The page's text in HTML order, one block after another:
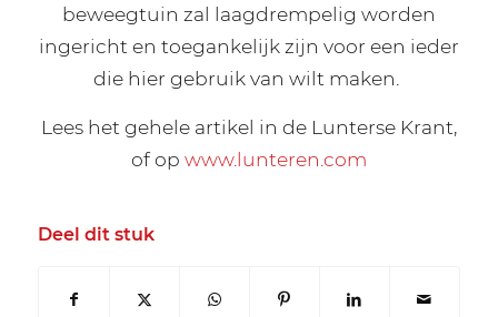
beweegtuin zal laagdrempelig worden
ingericht en toegankelijk zijn voor een ieder
die hier gebruik van wilt maken.
Lees het gehele artikel in de Lunterse Krant,
of op www.lunteren.com
Deel dit stuk